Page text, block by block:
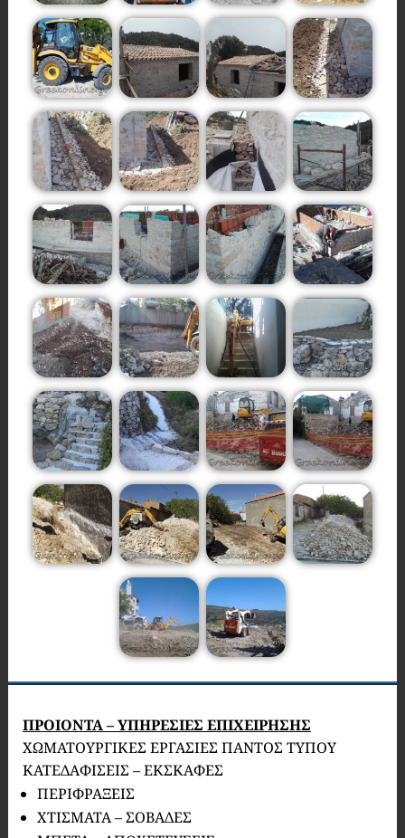
ΠΡΟΙΟΝΤΑ – ΥΠΗΡΕΣΙΕΣ ΕΠΙΧΕΙΡΗΣΗΣ
ΧΩΜΑΤΟΥΡΓΙΚΕΣ ΕΡΓΑΣΙΕΣ ΠΑΝΤΟΣ ΤΥΠΟΥ
ΚΑΤΕΔΑΦΙΣΕΙΣ – ΕΚΣΚΑΦΕΣ
ΠΕΡΙΦΡΑΞΕΙΣ
ΧΤΙΣΜΑΤΑ – ΣΟΒΑΔΕΣ